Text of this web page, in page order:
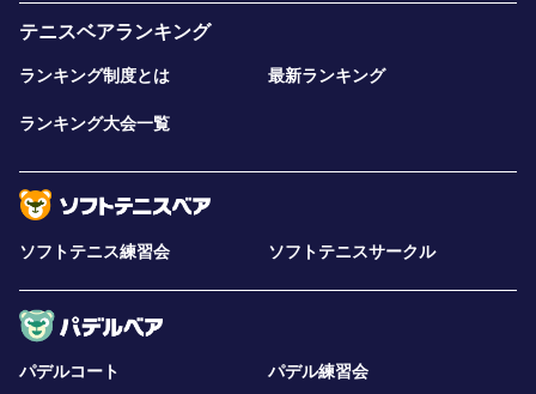
テニスベアランキング
ランキング制度とは 最新ランキング
ランキング大会一覧
ソフトテニス練習会 ソフトテニスサークル
パデルコート
パデル練習会